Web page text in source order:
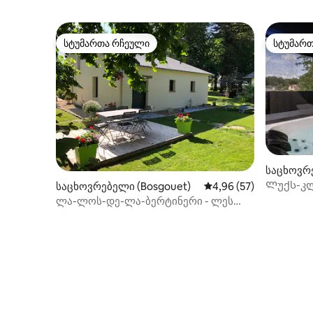
სტუმართა რჩეული
სტუმართა რჩეული
საცხოვრებელი (Bosgouet) საშუალო შეფასებაა
4,96 (57)
ლა-ლოს-დე-ლა-ბერტინერი - ლეს
Ლუქს-